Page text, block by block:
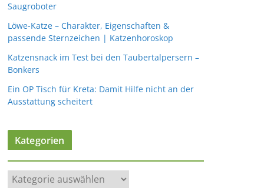
Saugroboter
Löwe-Katze – Charakter, Eigenschaften &
passende Sternzeichen | Katzenhoroskop
Katzensnack im Test bei den Taubertalpersern –
Bonkers
Ein OP Tisch für Kreta: Damit Hilfe nicht an der
Ausstattung scheitert
Kategorien